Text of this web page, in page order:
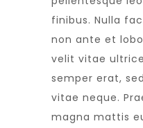
finibus. Nulla
non ante et
velit vitae
semper erat,
vitae neque.
magna mattis